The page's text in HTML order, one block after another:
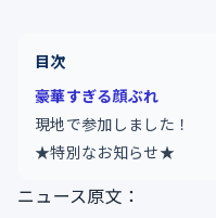
目次
豪華すぎる顔ぶれ
現地で参加しました！
★特別なお知らせ★
ニュース原文：